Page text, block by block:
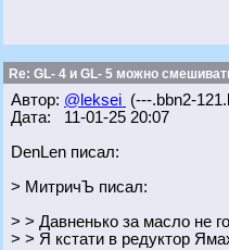
Re: GL- 4 и GL- 5 можно
Автор: @leksei (---.bbn2-
Дата: 11-01-25 20:07
DenLen писал:
> МитричЪ писал:
> > Давненько за масло не
> > Я кстати в редуктор